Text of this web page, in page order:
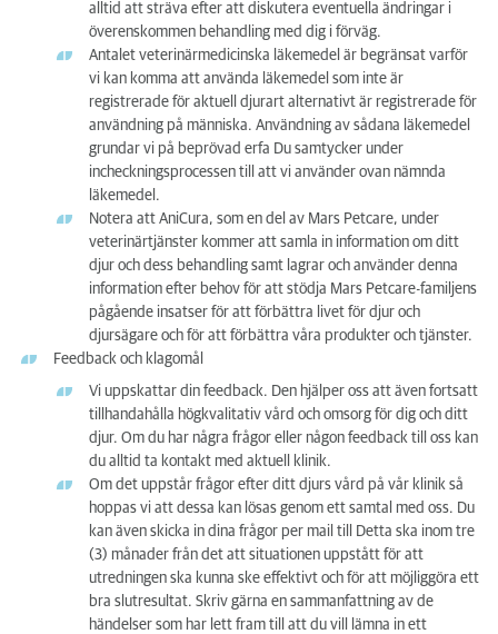
alltid att sträva efter att diskutera eventuella ändringar i
överenskommen behandling med dig i förväg.
Antalet veterinärmedicinska läkemedel är begränsat varför
vi kan komma att använda läkemedel som inte är
registrerade för aktuell djurart alternativt är registrerade för
användning på människa. Användning av sådana läkemedel
grundar vi på beprövad erfa Du samtycker under
incheckningsprocessen till att vi använder ovan nämnda
läkemedel.
Notera att AniCura, som en del av Mars Petcare, under
veterinärtjänster kommer att samla in information om ditt
djur och dess behandling samt lagrar och använder denna
information efter behov för att stödja Mars Petcare-familjens
pågående insatser för att förbättra livet för djur och
djursägare och för att förbättra våra produkter och tjänster.
Feedback och klagomål
Vi uppskattar din feedback. Den hjälper oss att även fortsatt
tillhandahålla högkvalitativ vård och omsorg för dig och ditt
djur. Om du har några frågor eller någon feedback till oss kan
du alltid ta kontakt med aktuell klinik.
Om det uppstår frågor efter ditt djurs vård på vår klinik så
hoppas vi att dessa kan lösas genom ett samtal med oss. Du
kan även skicka in dina frågor per mail till Detta ska inom tre
(3) månader från det att situationen uppstått för att
utredningen ska kunna ske effektivt och för att möjliggöra ett
bra slutresultat. Skriv gärna en sammanfattning av de
händelser som har lett fram till att du vill lämna in ett